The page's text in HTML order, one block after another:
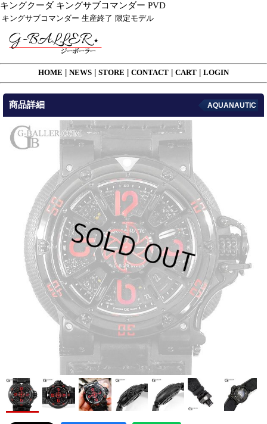
キングクーダ キングサブコマンダー PVD
キングサブコマンダー 生産終了 限定モデル
HOME NEWS STORE CONTACT CART LOGIN
商品詳細 AQUANAUTIC